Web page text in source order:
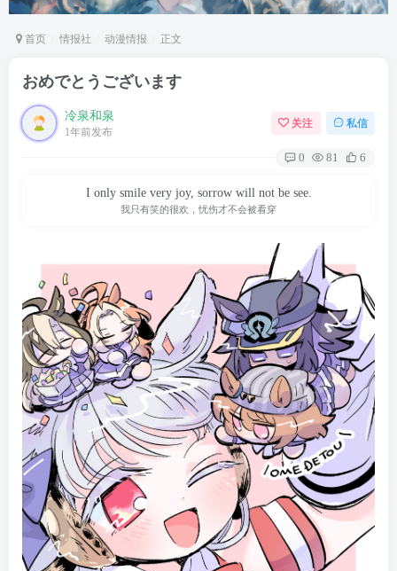
首页 情报社 动漫情报 正文
おめでとうございます
冷泉和泉
1年前发布
关注 私信
0 81 6
I only smile very joy, sorrow will not be see.
我只有笑的很欢，忧伤才不会被看穿